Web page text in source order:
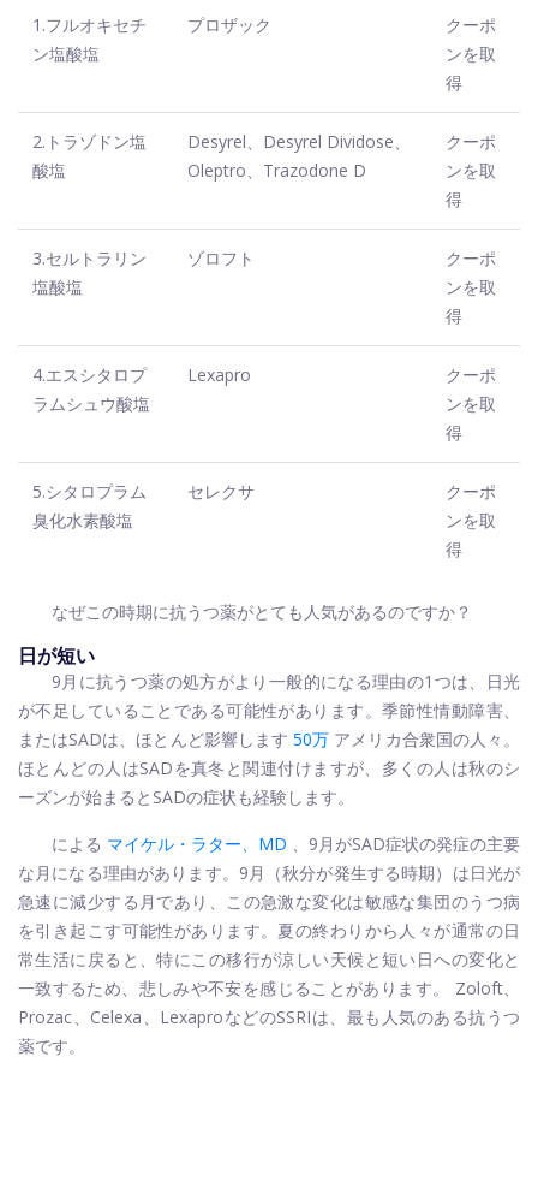
1.フルオキセチ
ン塩酸塩
プロザック
クーポ
ンを取
得
2.トラゾドン塩
酸塩
Desyrel、Desyrel Dividose、
Oleptro、Trazodone D
クーポ
ンを取
得
3.セルトラリン
塩酸塩
ゾロフト
クーポ
ンを取
得
4.エスシタロプ
ラムシュウ酸塩
Lexapro
クーポ
ンを取
得
5.シタロプラム
臭化水素酸塩
セレクサ
クーポ
ンを取
得
なぜこの時期に抗うつ薬がとても人気があるのですか？
日が短い
9月に抗うつ薬の処方がより一般的になる理由の1つは、日光
が不足していることである可能性があります。季節性情動障害、
またはSADは、ほとんど影響します 50万 アメリカ合衆国の人々。
ほとんどの人はSADを真冬と関連付けますが、多くの人は秋のシ
ーズンが始まるとSADの症状も経験します。
による マイケル・ラター、MD 、9月がSAD症状の発症の主要
な月になる理由があります。9月（秋分が発生する時期）は日光が
急速に減少する月であり、この急激な変化は敏感な集団のうつ病
を引き起こす可能性があります。夏の終わりから人々が通常の日
常生活に戻ると、特にこの移行が涼しい天候と短い日への変化と
一致するため、悲しみや不安を感じることがあります。 Zoloft、
Prozac、Celexa、LexaproなどのSSRIは、最も人気のある抗うつ
薬です。